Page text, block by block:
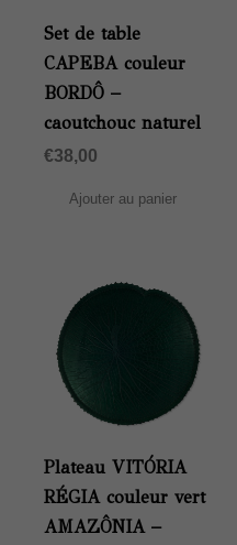
Set de table
CAPEBA couleur
BORDÔ –
caoutchouc naturel
€38,00
Ajouter au panier
Plateau VITÓRIA
RÉGIA couleur vert
AMAZÔNIA –